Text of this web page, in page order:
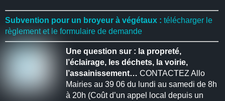
Subvention pour un broyeur à végétaux : télécharger le
règlement et le formulaire de demande
Une question sur : la propreté,
l’éclairage, les déchets, la voirie,
l’assainissement… CONTACTEZ Allo
Mairies au 39 06 du lundi au samedi de 8h
à 20h (Coût d’un appel local depuis un